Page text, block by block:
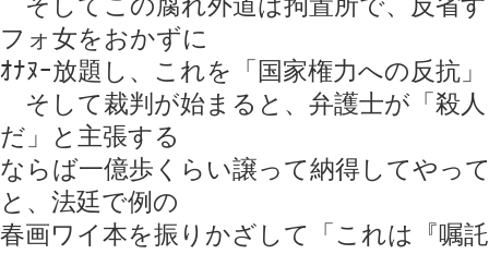
フォ女をおかずに
ｵﾅﾇｰ放題し、これを「国家権力への反抗
そして裁判が始まると、弁護士が「殺
だ」と主張する
ならば一億歩くらい譲って納得してやっ
と、法廷で例の
春画ワイ本を振りかざして「これは『嘱